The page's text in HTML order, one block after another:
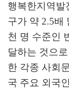
행복한지역발
구가 약 2.5배
천 명 수준인
달하는 것으
한 각종 사회
국 주요 외국